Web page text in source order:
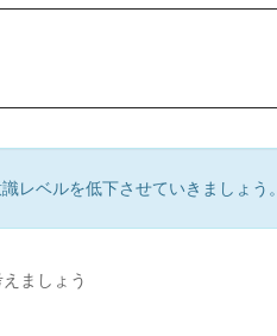
レベルを低下させていきましょう。
ましょう